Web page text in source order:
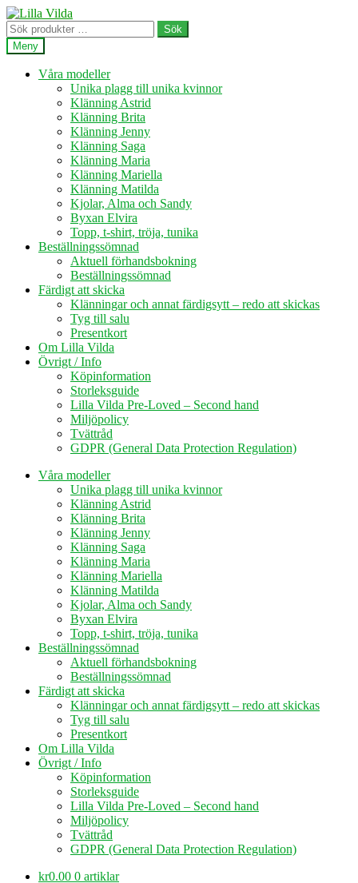
Hoppa
till
navigering
Hoppa
till
innehåll
Sök
efter:
Sök
Meny
Våra modeller
Unika plagg till unika kvinnor
Klänning Astrid
Klänning Brita
Klänning Jenny
Klänning Saga
Klänning Maria
Klänning Mariella
Klänning Matilda
Kjolar, Alma och Sandy
Byxan Elvira
Topp, t-shirt, tröja, tunika
Beställningssömnad
Aktuell förhandsbokning
Beställningssömnad
Färdigt att skicka
Klänningar och annat färdigsytt – redo att skickas
Tyg till salu
Presentkort
Om Lilla Vilda
Övrigt / Info
Köpinformation
Storleksguide
Lilla Vilda Pre-Loved – Second hand
Miljöpolicy
Tvättråd
GDPR (General Data Protection Regulation)
Våra modeller
Unika plagg till unika kvinnor
Klänning Astrid
Klänning Brita
Klänning Jenny
Klänning Saga
Klänning Maria
Klänning Mariella
Klänning Matilda
Kjolar, Alma och Sandy
Byxan Elvira
Topp, t-shirt, tröja, tunika
Beställningssömnad
Aktuell förhandsbokning
Beställningssömnad
Färdigt att skicka
Klänningar och annat färdigsytt – redo att skickas
Tyg till salu
Presentkort
Om Lilla Vilda
Övrigt / Info
Köpinformation
Storleksguide
Lilla Vilda Pre-Loved – Second hand
Miljöpolicy
Tvättråd
GDPR (General Data Protection Regulation)
kr0.00 0 artiklar